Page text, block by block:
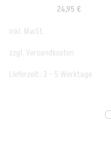
24,95 €
inkl. MwSt.
zzgl. Versandkosten
Lieferzeit: 3 - 5 Werktage